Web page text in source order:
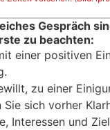
Gespräch
zu beachten:
einer positiven
zu einer
Sie sich vorher
Interessen und